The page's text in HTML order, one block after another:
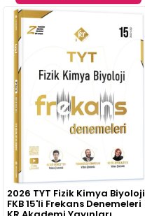
2026 TYT Fizik Kimya Biyoloji
FKB 15'li Frekans Denemeleri